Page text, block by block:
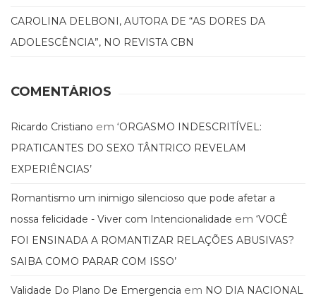
Obras
de
PNL
(Programação
(41)
Psicodrama
(200)
Psicoterapia
Publicidade,
Propaganda
e
(33)
CAROLINA DELBONI, AUTORA DE “AS DORES DA
ADOLESCÊNCIA”, NO REVISTA CBN
COMENTÁRIOS
Ricardo Cristiano em ‘ORGASMO INDESCRITÍVEL:
PRATICANTES DO SEXO TÂNTRICO REVELAM
EXPERIÊNCIAS’
Romantismo um inimigo silencioso que pode afetar a
nossa felicidade - Viver com Intencionalidade em ‘VOCÊ
FOI ENSINADA A ROMANTIZAR RELAÇÕES ABUSIVAS?
SAIBA COMO PARAR COM ISSO’
Validade Do Plano De Emergencia em NO DIA NACIONAL